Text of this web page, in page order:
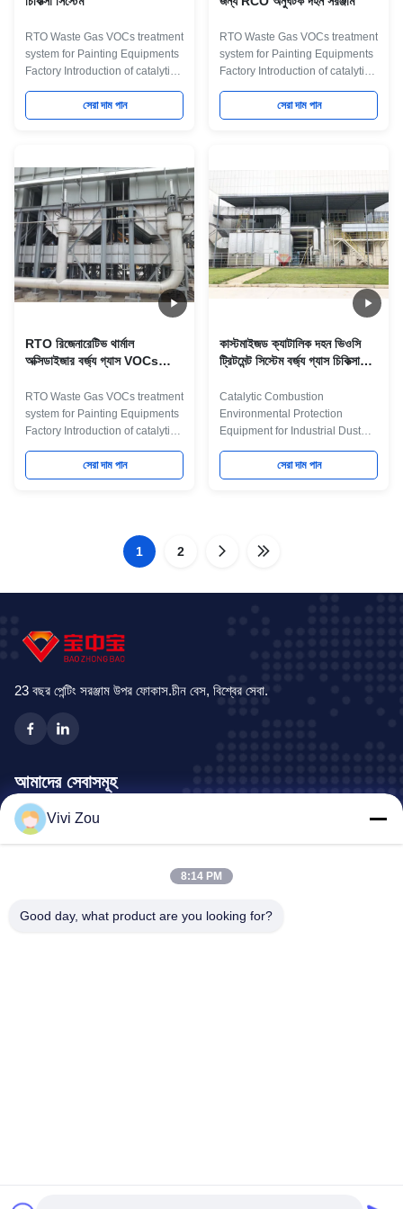
RTO Waste Gas VOCs treatment
system for Painting Equipments
Factory Introduction of catalytic
combustion is a typical gas-solid
phase catalytic reaction, and its
the catalytic combustion
process, the catalyst surface has
an adsorption effect, so that the
concentration of reactant
molecules on the surface
increases the reaction rate and
accelerates the reaction.
Flameless combustion
সেরা দাম পান
RTO Waste Gas VOCs treatment
system for Painting Equipments
Factory Introduction of catalytic
combustion is a typical gas-solid
phase catalytic reaction, and its
process, the catalyst surface has
an adsorption effect, so that the
concentration of reactant
molecules on the surface
increases the reaction rate and
accelerates the reaction.
সেরা দাম পান
RTO রিজেনারেটিভ থার্মাল
অক্সিডাইজার বর্জ্য গ্যাস VOCs
RTO Waste Gas VOCs treatment
system for Painting Equipments
Factory Introduction of catalytic
combustion device Catalytic
combustion is a typical gas-solid
phase catalytic reaction, and its
the catalytic combustion
process, the catalyst surface has
an adsorption effect, so that the
accelerates the reaction.
Flameless combustion
সেরা দাম পান
কাস্টমাইজড ক্যাটালিক দহন ভিওসি
ট্রিটমেন্ট সিস্টেম বর্জ্য গ্যাস চিকিত্সা
Catalytic Combustion
Environmental Protection
Equipment for Industrial Dust
Waste Gas Treatment Project
Customied Catalytic
Combustion VOC System Waste
for feeds processing plant,
desorption
সেরা দাম পান
1 2
23 বছর পেন্টিং সরঞ্জাম উপর ফোকাস.চীন বেস, বিশ্বের সেবা.
আমাদের সেবাসমূহ
যানবাহন পেইন্টিং উত্পাদন লাইন
Vivi Zou
8:14 PM
Good day, what product are you looking for?